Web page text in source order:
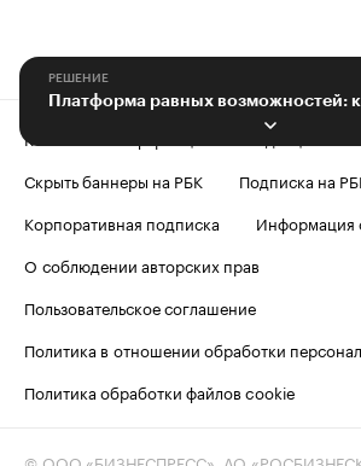
РЕШЕНИЕ
Контактная информация
Скрыть баннеры на РБК
Подписка на
Корпоративная подписка
Информация
О соблюдении авторских прав
Пользовательское соглашение
Политика в отношении обработки
Политика обработки файлов cookie